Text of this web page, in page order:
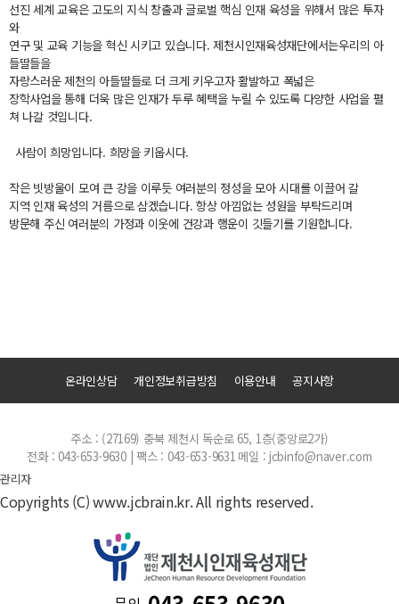
선진 세계 교육은 고도의 지식 창출과 글로벌 핵심 인재 육성을 위해서 많은 투자
와
연구 및 교육 기능을 혁신 시키고 있습니다. 제천시인재육성재단에서는우리의 아
들딸들을
자랑스러운 제천의 아들딸들로 더 크게 키우고자 활발하고 폭넓은
장학사업을 통해 더욱 많은 인재가 두루 혜택을 누릴 수 있도록 다양한 사업을 펼
쳐 나갈 것입니다.
사람이 희망입니다. 희망을 키웁시다.
작은 빗방울이 모여 큰 강을 이루듯 여러분의 정성을 모아 시대를 이끌어 갈
지역 인재 육성의 거름으로 삼겠습니다. 항상 아낌없는 성원을 부탁드리며
방문해 주신 여러분의 가정과 이웃에 건강과 행운이 깃들기를 기원합니다.
온라인상담 개인정보취급방침 이용안내 공지사항
주소 : (27169) 충북 제천시 독순로 65, 1층(중앙로2가)
전화 : 043-653-9630 | 팩스 : 043-653-9631 메일 : jcbinfo@naver.com
관리자
Copyrights (C) www.jcbrain.kr. All rights reserved.